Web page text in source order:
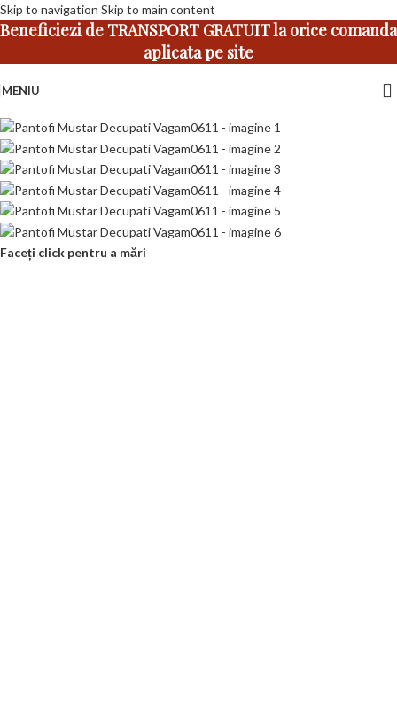
Skip to navigation Skip to main content
Beneficiezi de TRANSPORT GRATUIT la orice comanda
aplicata pe site
MENIU
Faceți click pentru a mări